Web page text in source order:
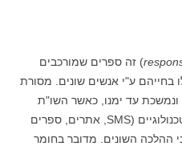
) זה ספרים שמורכבים
ע"י אנשים שונים. מסורת
עד ימנו, כאשר השו"ת
המודרני עבר בהצלחה לאמצעים טכנולוגיים (SMS, אתרים, ספרים
ההלכה השונים. מדובר בחומר